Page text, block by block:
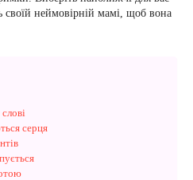
своїй неймовірній мамі, щоб вона
серця